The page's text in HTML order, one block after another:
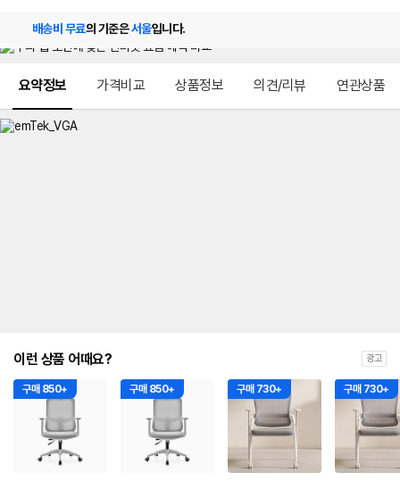
배송비 무료의 기준은서울입니다.
요약정보 가격비교 상품정보 의견/리뷰 연관상품
이런 상품 어때요? 광고
구매 850+ 구매 850+ 구매 730+ 구매 730+